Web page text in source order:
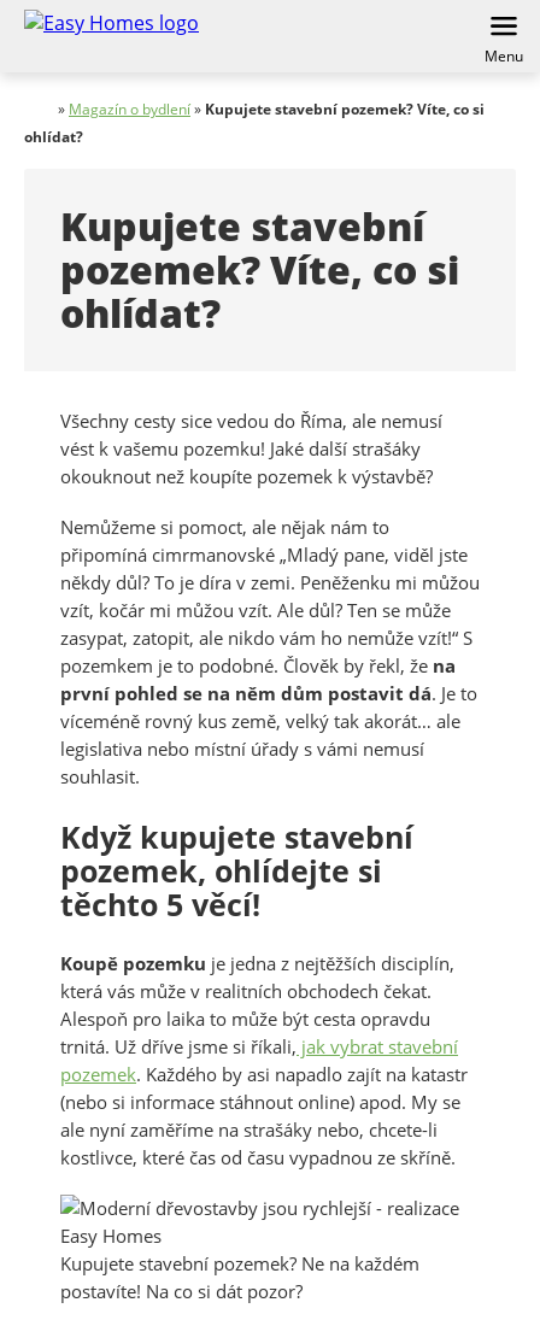
Menu
» Magazín o bydlení» Kupujete stavební pozemek? Víte, co si
ohlídat?
Kupujete stavební
pozemek? Víte, co si
ohlídat?
Všechny cesty sice vedou do Říma, ale nemusí
vést k vašemu pozemku! Jaké další strašáky
okouknout než koupíte pozemek k výstavbě?
Nemůžeme si pomoct, ale nějak nám to
připomíná cimrmanovské „Mladý pane, viděl jste
někdy důl? To je díra v zemi. Peněženku mi můžou
vzít, kočár mi můžou vzít. Ale důl? Ten se může
zasypat, zatopit, ale nikdo vám ho nemůže vzít!“ S
pozemkem je to podobné. Člověk by řekl, že na
první pohled se na něm dům postavit dá. Je to
víceméně rovný kus země, velký tak akorát… ale
legislativa nebo místní úřady s vámi nemusí
souhlasit.
Když kupujete stavební
pozemek, ohlídejte si
těchto 5 věcí!
Koupě pozemku je jedna z nejtěžších disciplín,
která vás může v realitních obchodech čekat.
Alespoň pro laika to může být cesta opravdu
trnitá. Už dříve jsme si říkali, jak vybrat stavební
pozemek. Každého by asi napadlo zajít na katastr
(nebo si informace stáhnout online) apod. My se
ale nyní zaměříme na strašáky nebo, chcete-li
kostlivce, které čas od času vypadnou ze skříně.
Kupujete stavební pozemek? Ne na každém
postavíte! Na co si dát pozor?